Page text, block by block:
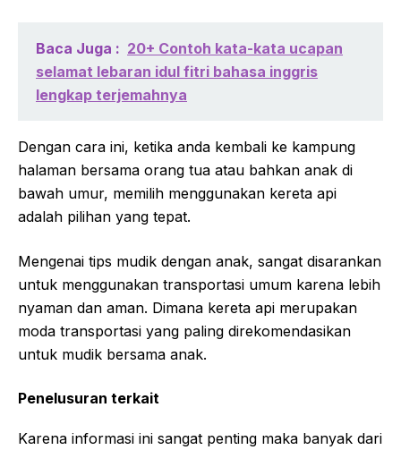
Baca Juga : 20+ Contoh kata-kata ucapan
selamat lebaran idul fitri bahasa inggris
lengkap terjemahnya
Dengan cara ini, ketika anda kembali ke kampung
halaman bersama orang tua atau bahkan anak di
bawah umur, memilih menggunakan kereta api
adalah pilihan yang tepat.
Mengenai tips mudik dengan anak, sangat disarankan
untuk menggunakan transportasi umum karena lebih
nyaman dan aman. Dimana kereta api merupakan
moda transportasi yang paling direkomendasikan
untuk mudik bersama anak.
Penelusuran terkait
Karena informasi ini sangat penting maka banyak dari